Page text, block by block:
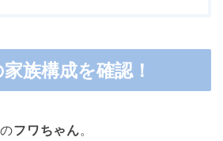
族構成を確認！
フワちゃん。